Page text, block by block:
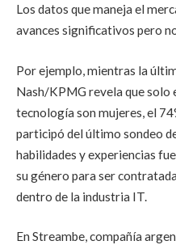
Los datos que maneja el
avances significativos pero
Por ejemplo, mientras la
Nash/KPMG revela que solo
tecnología son mujeres, el
participó del último sondeo
habilidades y experiencias
su género para ser
dentro de la industria IT.
En Streambe, compañía